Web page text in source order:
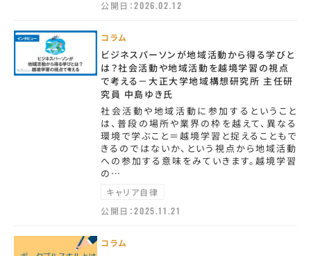
公開日：2026.02.12
コラム
ビジネスパーソンが地域活動から得る学びと
は？社会活動や地域活動を越境学習の視点
で考える－大正大学地域構想研究所 主任研
究員 中島ゆき氏
社会活動や地域活動に参加するということ
は、普段の場所や業界の枠を越えて、異なる
環境で学ぶこと＝越境学習と捉えることもで
きるのではないか、という視点から地域活動
への参加する意味をみていきます。越境学習
の…
キャリア自律
公開日：2025.11.21
コラム